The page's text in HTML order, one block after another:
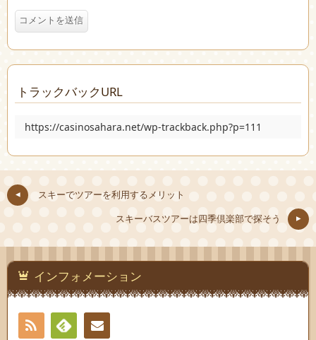
トラックバックURL
https://casinosahara.net/wp-trackback.php?p=111
スキーでツアーを利用するメリット
スキーバスツアーは四季倶楽部で探そう
インフォメーション
RSS